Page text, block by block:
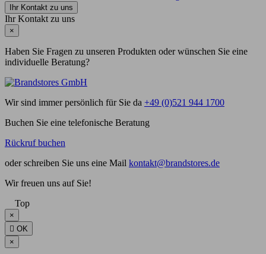
Ihr Kontakt zu uns
Ihr Kontakt zu uns
×
Haben Sie Fragen zu unseren Produkten oder wünschen Sie eine
individuelle Beratung?
Wir sind immer persönlich für Sie da +49 (0)521 944 1700
Buchen Sie eine telefonische Beratung
Rückruf buchen
oder schreiben Sie uns eine Mail kontakt@brandstores.de
Wir freuen uns auf Sie!
Top
×
 OK
×